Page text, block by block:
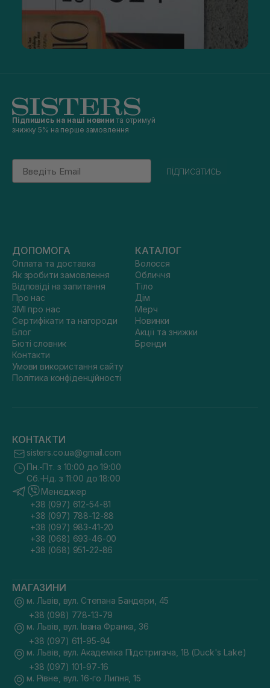
Підпишись на наші новини та отримуй
знижку 5% на перше замовлення
Email
підписатись
ДОПОМОГА
Оплата та доставка
Як зробити замовлення
Відповіді на запитання
Про нас
ЗМІ про нас
Сертифікати та нагороди
Блог
Бюті словник
Контакти
Умови використання сайту
Політика конфіденційності
КАТАЛОГ
Волосся
Обличчя
Тіло
Дім
Мерч
Новинки
Акції та знижки
Бренди
КОНТАКТИ
sisters.co.ua@gmail.com
Пн.-Пт. з 10:00 до 19:00
Сб.-Нд. з 11:00 до 18:00
Менеджер
+38 (097) 612-54-81
+38 (097) 788-12-88
+38 (097) 983-41-20
+38 (068) 693-46-00
+38 (068) 951-22-86
МАГАЗИНИ
м. Львів, вул. Степана Бандери, 45
+38 (098) 778-13-79
м. Львів, вул. Івана Франка, 36
+38 (097) 611-95-94
м. Львів, вул. Академіка Підстригача, 1В (Duck's Lake)
+38 (097) 101-97-16
м. Рівне, вул. 16-го Липня, 15